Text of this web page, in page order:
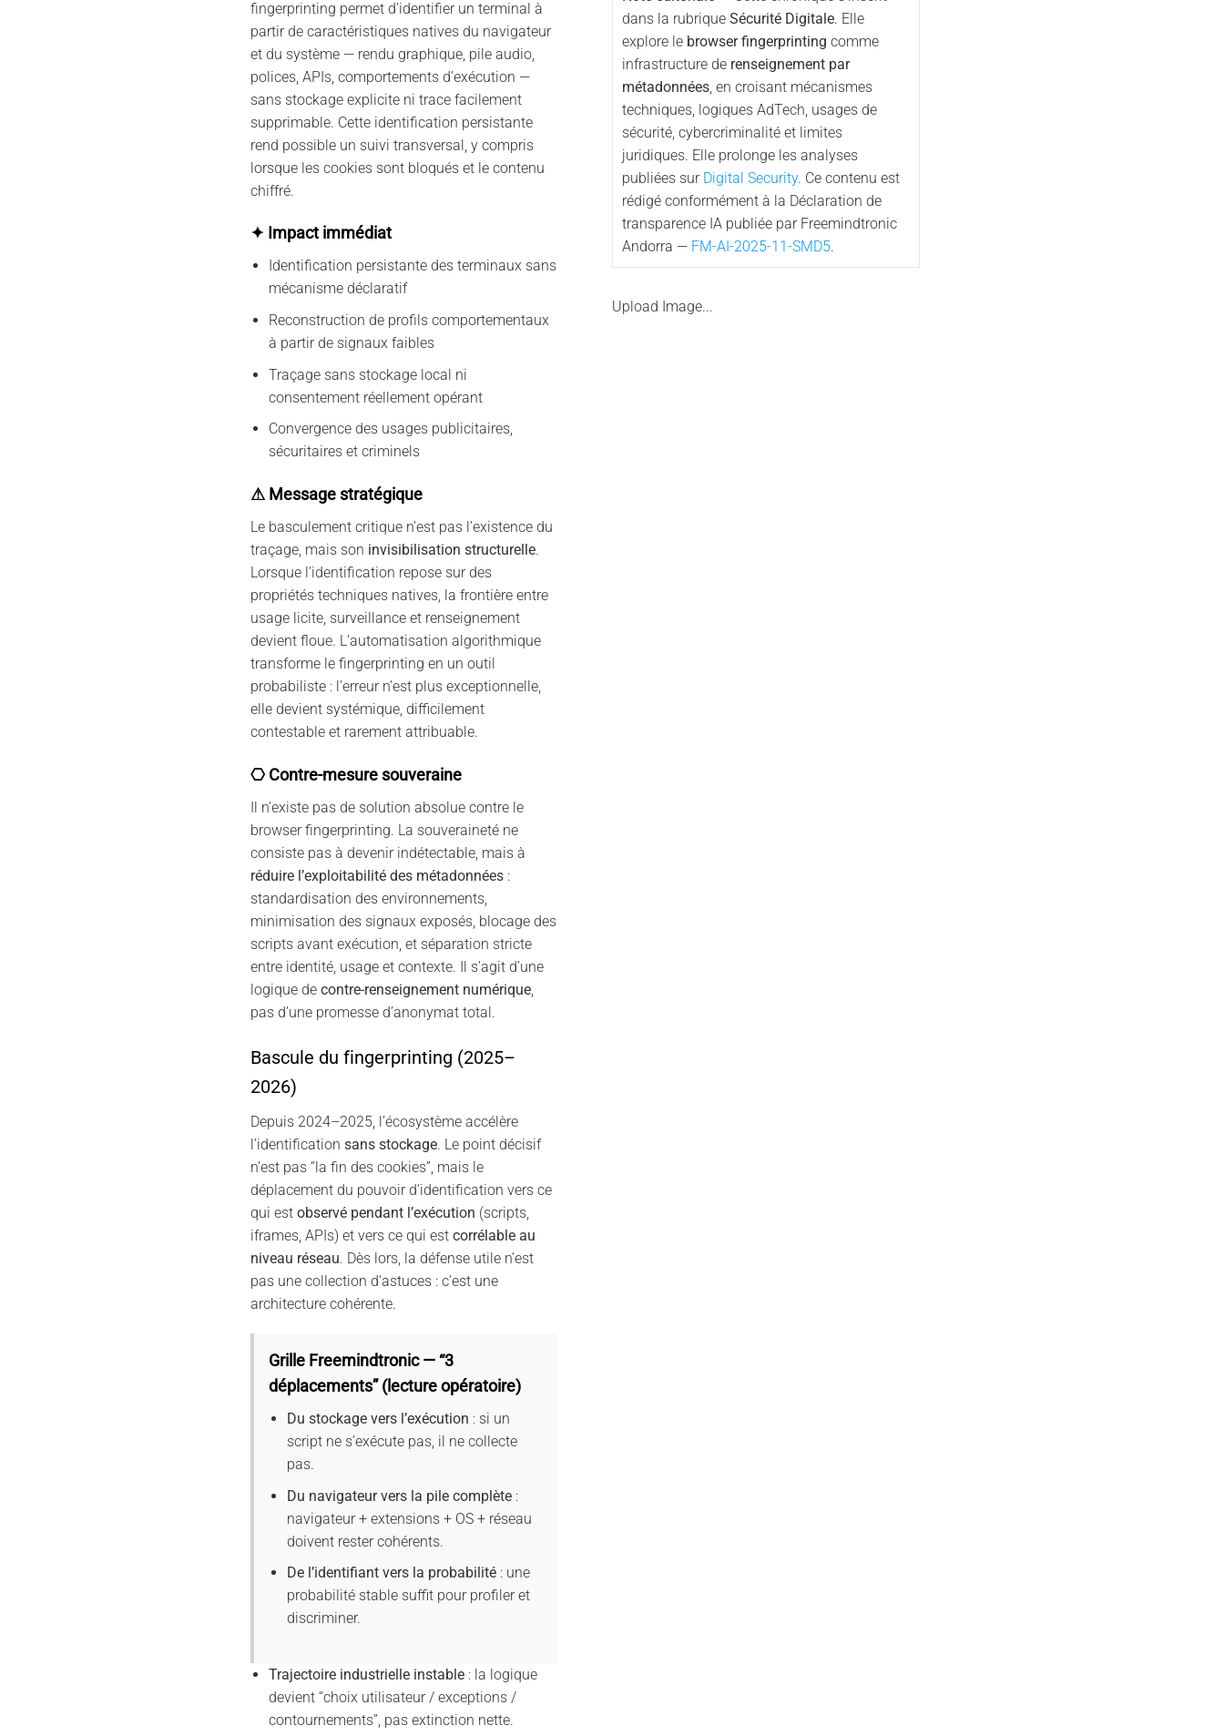
fingerprinting permet d’identifier un terminal à
partir de caractéristiques natives du navigateur
et du système — rendu graphique, pile audio,
polices, APIs, comportements d’exécution —
sans stockage explicite ni trace facilement
supprimable. Cette identification persistante
rend possible un suivi transversal, y compris
lorsque les cookies sont bloqués et le contenu
chiffré.
✦ Impact immédiat
Identification persistante des terminaux sans
mécanisme déclaratif
Reconstruction de profils comportementaux
à partir de signaux faibles
Traçage sans stockage local ni
consentement réellement opérant
Convergence des usages publicitaires,
sécuritaires et criminels
⚠ Message stratégique
Le basculement critique n’est pas l’existence du
traçage, mais son invisibilisation structurelle.
Lorsque l’identification repose sur des
propriétés techniques natives, la frontière entre
usage licite, surveillance et renseignement
devient floue. L’automatisation algorithmique
transforme le fingerprinting en un outil
probabiliste : l’erreur n’est plus exceptionnelle,
elle devient systémique, difficilement
contestable et rarement attribuable.
⎔ Contre-mesure souveraine
Il n’existe pas de solution absolue contre le
browser fingerprinting. La souveraineté ne
consiste pas à devenir indétectable, mais à
réduire l’exploitabilité des métadonnées:
standardisation des environnements,
minimisation des signaux exposés, blocage des
scripts avant exécution, et séparation stricte
entre identité, usage et contexte. Il s’agit d’une
logique de contre-renseignement numérique,
pas d’une promesse d’anonymat total.
Bascule du fingerprinting (2025–
2026)
Depuis 2024–2025, l’écosystème accélère
l’identification sans stockage. Le point décisif
n’est pas “la fin des cookies”, mais le
déplacement du pouvoir d’identification vers ce
qui est observé pendant l’exécution (scripts,
iframes, APIs) et vers ce qui est corrélable au
niveau réseau. Dès lors, la défense utile n’est
pas une collection d’astuces : c’est une
architecture cohérente.
Grille Freemindtronic — “3
déplacements” (lecture opératoire)
Du stockage vers l’exécution : si un
script ne s’exécute pas, il ne collecte
pas.
Du navigateur vers la pile complète :
navigateur + extensions + OS + réseau
doivent rester cohérents.
De l’identifiant vers la probabilité : une
probabilité stable suffit pour profiler et
discriminer.
Trajectoire industrielle instable : la logique
devient “choix utilisateur / exceptions /
contournements”, pas extinction nette.
dans la rubrique Sécurité Digitale. Elle
explore le browser fingerprinting comme
infrastructure de renseignement par
métadonnées, en croisant mécanismes
techniques, logiques AdTech, usages de
sécurité, cybercriminalité et limites
juridiques. Elle prolonge les analyses
publiées sur Digital Security. Ce contenu est
rédigé conformément à la Déclaration de
transparence IA publiée par Freemindtronic
Andorra — FM-AI-2025-11-SMD5.
Upload Image...